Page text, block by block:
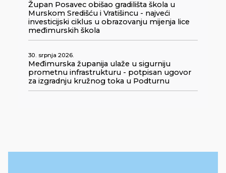
Župan Posavec obišao gradilišta škola u
Murskom Središću i Vratišincu - najveći
investicijski ciklus u obrazovanju mijenja lice
međimurskih škola
30. srpnja 2026.
Međimurska županija ulaže u sigurniju
prometnu infrastrukturu - potpisan ugovor
za izgradnju kružnog toka u Podturnu